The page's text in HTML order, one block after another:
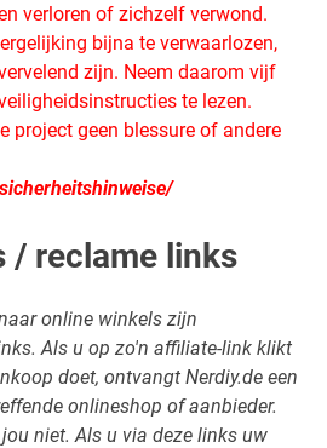
verloren of zichzelf verwond.
bijna te verwaarlozen,
zijn. Neem daarom vijf
te lezen.
project geen blessure of andere
/ reclame links
online winkels zijn
Als u op zo'n affiliate-link klikt
doet, ontvangt Nerdiy.de een
onlineshop of aanbieder.
niet. Als u via deze links uw